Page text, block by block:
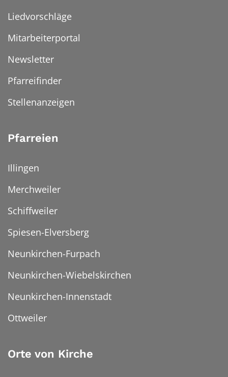
Liedvorschläge
Mitarbeiterportal
Newsletter
Pfarreifinder
Stellenanzeigen
Pfarreien
Illingen
Merchweiler
Schiffweiler
Spiesen-Elversberg
Neunkirchen-Furpach
Neunkirchen-Wiebelskirchen
Neunkirchen-Innenstadt
Ottweiler
Orte von Kirche